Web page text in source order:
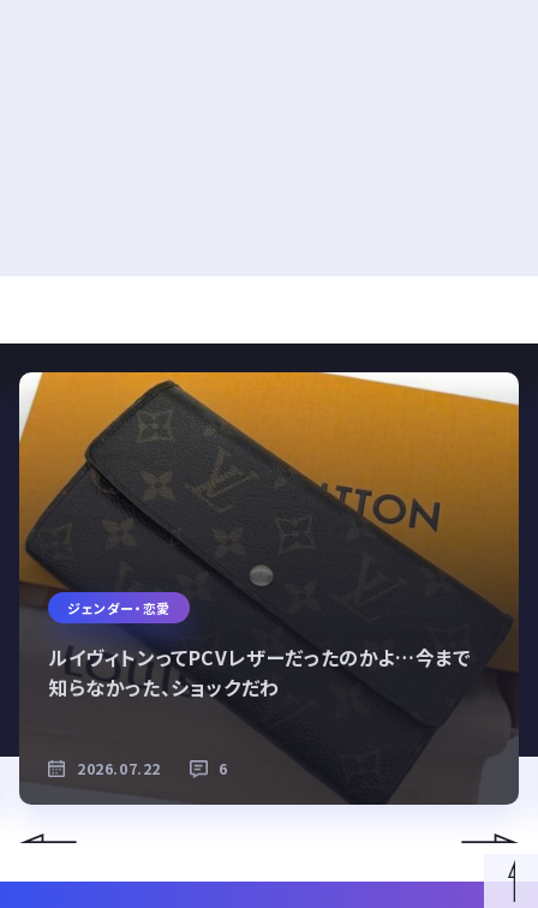
ジェンダー・恋愛
ルイヴィトンってPCVレザーだったのかよ…今まで
知らなかった、ショックだわ
2026.07.22 6